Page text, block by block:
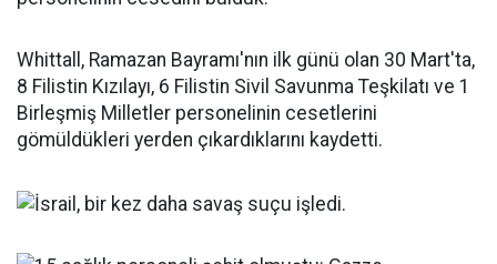
Whittall, Ramazan Bayramı'nın ilk günü olan 30 Mart'ta,
8 Filistin Kızılayı, 6 Filistin Sivil Savunma Teşkilatı ve 1
Birleşmiş Milletler personelinin cesetlerini
gömüldükleri yerden çıkardıklarını kaydetti.